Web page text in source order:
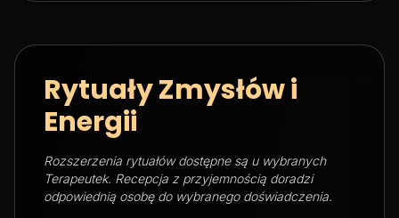
Rytuały Zmysłów i
Energii
Rozszerzenia rytuałów dostępne są u wybranych
Terapeutek. Recepcja z przyjemnością doradzi
odpowiednią osobę do wybranego doświadczenia.